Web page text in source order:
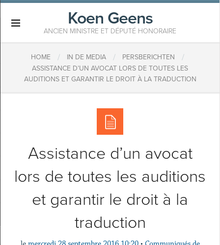
Koen Geens
ANCIEN MINISTRE ET DÉPUTÉ HONORAIRE
HOME / IN DE MEDIA / PERSBERICHTEN /
ASSISTANCE D’UN AVOCAT LORS DE TOUTES LES
AUDITIONS ET GARANTIR LE DROIT À LA TRADUCTION
Assistance d’un avocat
lors de toutes les auditions
et garantir le droit à la
traduction